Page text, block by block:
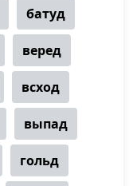
батуд
веред
всход
выпад
гольд